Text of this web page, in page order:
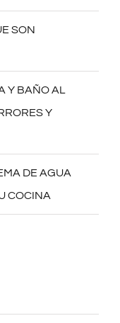
SON
Y BAÑO AL
Y
DE AGUA
COCINA